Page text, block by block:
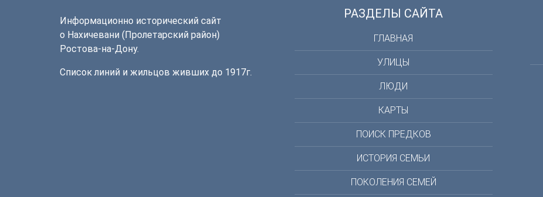
Информационно исторический сайт
о Нахичевани (Пролетарский район)
Ростова-на-Дону.
Список линий и жильцов живших до 1917г.
РАЗДЕЛЫ САЙТА
ГЛАВНАЯ
УЛИЦЫ
ЛЮДИ
КАРТЫ
ПОИСК ПРЕДКОВ
ИСТОРИЯ СЕМЬИ
ПОКОЛЕНИЯ СЕМЕЙ